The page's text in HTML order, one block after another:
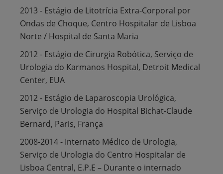
2013 - Estágio de Litotrícia Extra-Corporal por
Ondas de Choque, Centro Hospitalar de Lisboa
Norte / Hospital de Santa Maria
2012 - Estágio de Cirurgia Robótica, Serviço de
Urologia do Karmanos Hospital, Detroit Medical
Center, EUA
2012 - Estágio de Laparoscopia Urológica,
Serviço de Urologia do Hospital Bichat-Claude
Bernard, Paris, França
2008-2014 - Internato Médico de Urologia,
Serviço de Urologia do Centro Hospitalar de
Lisboa Central, E.P.E – Durante o internado